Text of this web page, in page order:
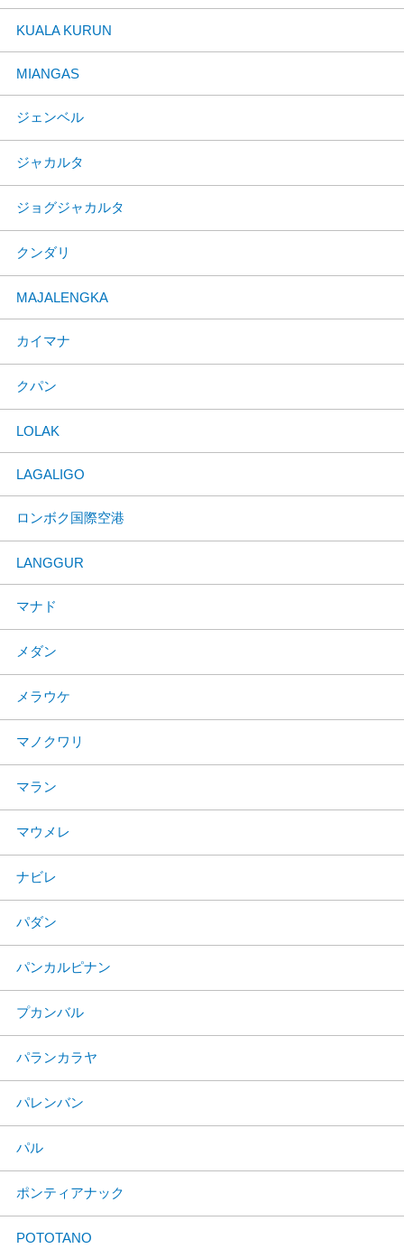
KUALA KURUN
MIANGAS
ジェンベル
ジャカルタ
ジョグジャカルタ
クンダリ
MAJALENGKA
カイマナ
クパン
LOLAK
LAGALIGO
ロンボク国際空港
LANGGUR
マナド
メダン
メラウケ
マノクワリ
マラン
マウメレ
ナビレ
パダン
パンカルピナン
プカンバル
パランカラヤ
パレンバン
パル
ポンティアナック
POTOTANO